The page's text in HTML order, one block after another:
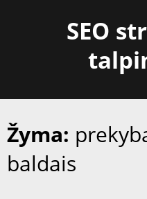
SEO
Žyma:
baldais